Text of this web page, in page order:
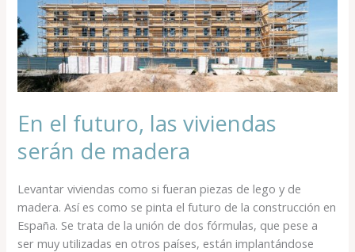
En el futuro, las viviendas
serán de madera
Levantar viviendas como si fueran piezas de lego y de
madera. Así es como se pinta el futuro de la construcción en
España. Se trata de la unión de dos fórmulas, que pese a
ser muy utilizadas en otros países, están implantándose
serán
de
madera